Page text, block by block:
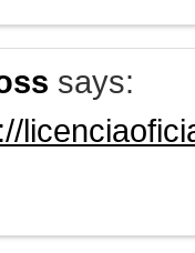
says: